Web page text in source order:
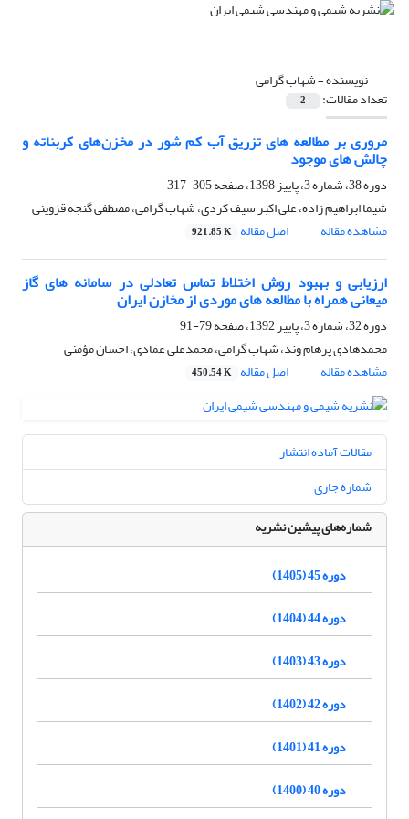
نویسنده =شهاب گرامی
تعداد مقالات: 2
مروری بر مطالعه های تزریق آب کم شور در مخزن‌های کربناته و
چالش های موجود
دوره 38، شماره 3، پاییز 1398، صفحه
305-317
شیما ابراهیم زاده، علی اکبر سیف کردی، شهاب گرامی، مصطفی گنجه قزوینی
مشاهده مقاله
اصل مقاله 921.85 K
ارزیابی و بهبود روش اختلاط تماس تعادلی در سامانه های گاز
میعانی همراه با مطالعه های موردی از مخازن ایران
دوره 32، شماره 3، پاییز 1392، صفحه
79-91
محمدهادی پرهام وند، شهاب گرامی، محمدعلی عمادی، احسان مؤمنی
مشاهده مقاله
اصل مقاله 450.54 K
مقالات آماده انتشار
شماره جاری
شماره‌های پیشین نشریه
دوره 45 (1405)
دوره 44 (1404)
دوره 43 (1403)
دوره 42 (1402)
دوره 41 (1401)
دوره 40 (1400)